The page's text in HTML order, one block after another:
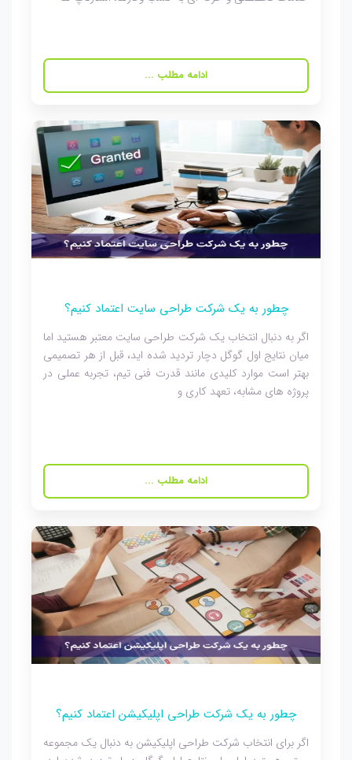
ادامه مطلب ...
چطور به یک شرکت طراحی سایت اعتماد کنیم؟
اگر به دنبال انتخاب یک شرکت طراحی سایت معتبر هستید اما
میان نتایج اول گوگل دچار تردید شده اید، قبل از هر تصمیمی
بهتر است موارد کلیدی مانند قدرت فنی تیم، تجربه عملی در
پروژه های مشابه، تعهد کاری و
ادامه مطلب ...
چطور به یک شرکت طراحی اپلیکیشن اعتماد کنیم؟
اگر برای انتخاب شرکت طراحی اپلیکیشن به دنبال یک مجموعه